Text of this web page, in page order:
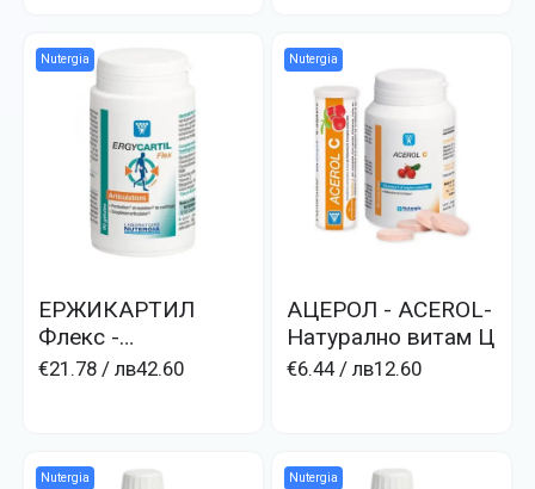
Nutergia
ЕРЖИКАРТИЛ
Флекс -
ERGYCARTIL Flex
€21.78 / лв42.60
Nutergia
АЦЕРОЛ - ACEROL-
Натурално витам Ц
€6.44/ лв12.60
Nutergia Nutergia